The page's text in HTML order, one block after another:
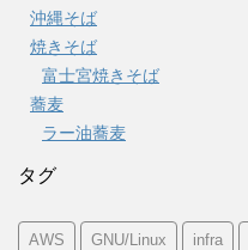
沖縄そば
焼きそば
富士宮焼きそば
蕎麦
ラー油蕎麦
タグ
AWS GNU/Linux infra